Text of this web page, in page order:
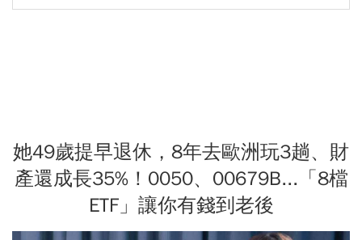
她49歲提早退休，8年去歐洲玩3趟、財
產還成長35%！0050、00679B...「8檔
ETF」讓你有錢到老後